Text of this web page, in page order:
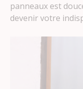
panneaux est
devenir votre